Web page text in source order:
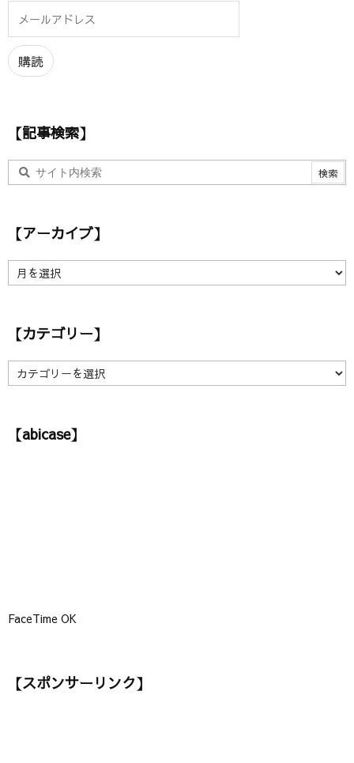
ル
ア
ド
購読
【記事検索】
【アーカイブ】
ア
イ
】
【カテゴリー】
【
カ
リ【abicase】
FaceTime OK
【スポンサーリンク】